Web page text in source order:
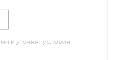
и уточнят условия